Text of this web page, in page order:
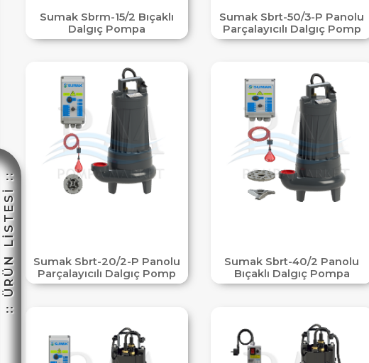
:: ÜRÜN LİSTESİ ::
Sumak Sbrm-15/2 Bıçaklı
Dalgıç Pompa
Sumak Sbrt-50/3-P Panolu
Parçalayıcılı Dalgıç Pomp
Sumak Sbrt-20/2-P Panolu
Parçalayıcılı Dalgıç Pomp
Sumak Sbrt-40/2 Panolu
Bıçaklı Dalgıç Pompa